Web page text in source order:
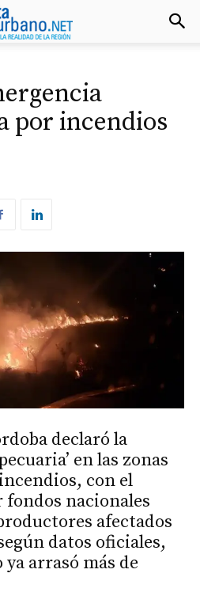
por incendios
declaró la
en las zonas
con el
nacionales
afectados
datos oficiales,
arrasó más de